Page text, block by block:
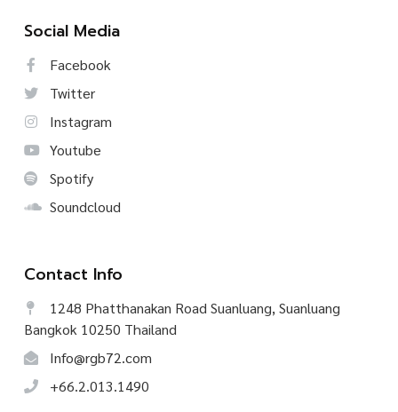
Social Media
Facebook
Twitter
Instagram
Youtube
Spotify
Soundcloud
Contact Info
1248 Phatthanakan Road Suanluang, Suanluang
Bangkok 10250 Thailand
Info@rgb72.com
+66.2.013.1490